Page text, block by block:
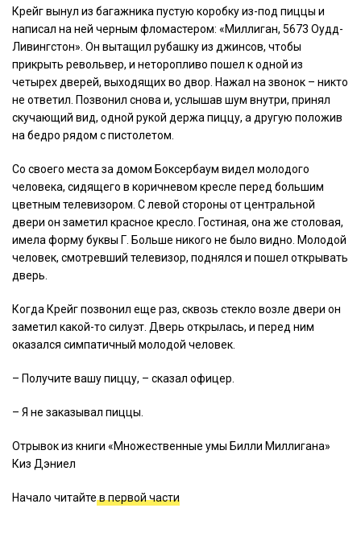
Крейг вынул из багажника пустую коробку из-под пиццы и
написал на ней черным фломастером: «Миллиган, 5673 Оудд-
Ливингстон». Он вытащил рубашку из джинсов, чтобы
прикрыть револьвер, и неторопливо пошел к одной из
четырех дверей, выходящих во двор. Нажал на звонок – никто
не ответил. Позвонил снова и, услышав шум внутри, принял
скучающий вид, одной рукой держа пиццу, а другую положив
на бедро рядом с пистолетом.
Со своего места за домом Боксербаум видел молодого
человека, сидящего в коричневом кресле перед большим
цветным телевизором. С левой стороны от центральной
двери он заметил красное кресло. Гостиная, она же столовая,
имела форму буквы Г. Больше никого не было видно. Молодой
человек, смотревший телевизор, поднялся и пошел открывать
дверь.
Когда Крейг позвонил еще раз, сквозь стекло возле двери он
заметил какой-то силуэт. Дверь открылась, и перед ним
оказался симпатичный молодой человек.
– Получите вашу пиццу, – сказал офицер.
– Я не заказывал пиццы.
Отрывок из книги «Множественные умы Билли Миллигана»
Киз Дэниел
Начало читайтев первой части